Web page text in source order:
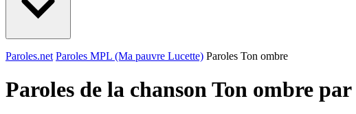
Paroles.net Paroles MPL (Ma pauvre Lucette) Paroles Ton ombre
Paroles de la chanson Ton ombre par